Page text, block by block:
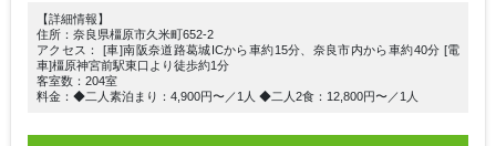
【詳細情報】
住所：奈良県橿原市久米町652-2
アクセス： [車]南阪奈道路葛城ICから車約15分、奈良市内から車約40分 [電
車]橿原神宮前駅東口より徒歩約1分
客室数：204室
料金：◆二人素泊まり：4,900円〜／1人 ◆二人2食：12,800円〜／1人